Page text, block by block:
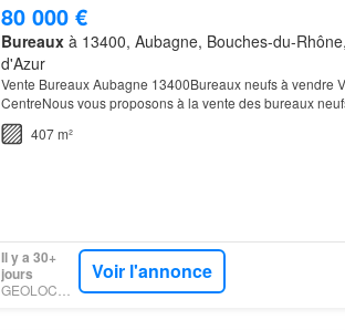
80 000 €
Bureauxà 13400, Aubagne, Bouches-du-
d'Azur
Vente Bureaux Aubagne 13400Bureaux neufs à vendre
CentreNous vous proposons à la vente des bureaux
ORANE, idéalement situé à Aubagne, dans un
407 m²
Il y a 30+
jours
GEOLOCAUX
Voir l'annonce